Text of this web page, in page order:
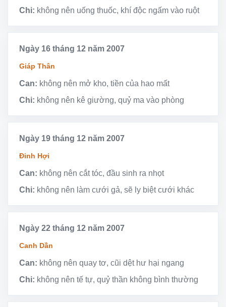
Chi: không nên uống thuốc, khí độc ngấm vào ruột
Ngày 16 tháng 12 năm 2007
Giáp Thân
Can: không nên mở kho, tiền của hao mất
Chi: không nên kê giường, quỷ ma vào phòng
Ngày 19 tháng 12 năm 2007
Đinh Hợi
Can: không nên cắt tóc, đầu sinh ra nhọt
Chi: không nên làm cưới gả, sẽ ly biệt cưới khác
Ngày 22 tháng 12 năm 2007
Canh Dần
Can: không nên quay tơ, cũi dệt hư hại ngang
Chi: không nên tế tự, quỷ thần không bình thường